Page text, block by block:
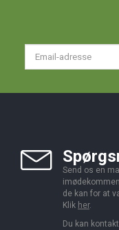
Send os en
de kan for at
Klik her.
Du kan